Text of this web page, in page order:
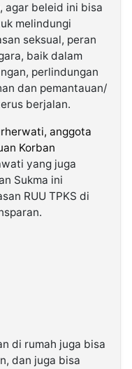
agar beleid ini bisa
melindungi
seksual, peran
baik dalam
perlindungan
dan pemantauan/
berjalan.
anggota
Korban
yang juga
Sukma ini
RUU TPKS di
di rumah juga bisa
dan juga bisa